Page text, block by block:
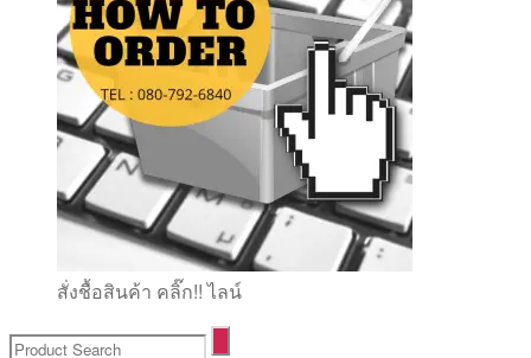
สั่งชื้อสินค้า คลิ๊ก!! ไลน์